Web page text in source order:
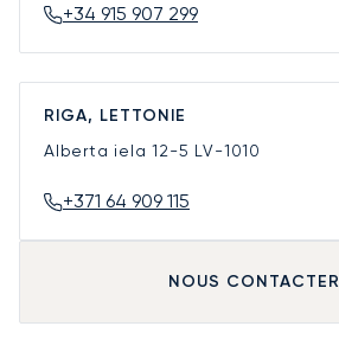
+34 915 907 299
RIGA, LETTONIE
Alberta iela 12-5 LV-1010
+371 64 909 115
NOUS CONTACTER